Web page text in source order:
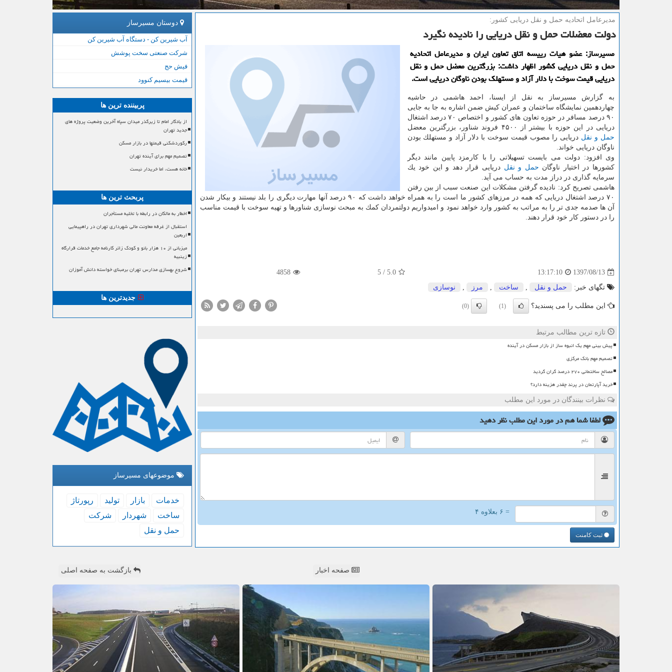
مدیرعامل اتحادیه حمل و نقل دریایی كشور:
دولت معضلات حمل و نقل دریایی را نادیده نگیرد
مسیرساز: عضو هیات رییسه اتاق تعاون ایران و مدیرعامل اتحادیه
حمل و نقل دریایی كشور اظهار داشت: بزرگترین معضل حمل و نقل
دریایی قیمت سوخت با دلار آزاد و مستهلك بودن ناوگان دریایی است.
به گزارش مسیرساز به نقل از ایسنا، احمد هاشمی در حاشیه
چهاردهمین نمایشگاه ساختمان و عمران كیش ضمن اشاره به جا به جایی
۹۰ درصد مسافر در حوزه تعاون های كشور و اختصاص ۷۰ درصد اشتغال
دریایی در این حوزه با بیشتر از ۴۵۰۰ فروند شناور، بزرگترین معضل
حمل و نقل دریایی را مصوب قیمت سوخت با دلار آزاد و مستهلك بودن
ناوگان دریایی خواند.
وی افزود: دولت می بایست تسهیلاتی را با كارمزد پایین مانند دیگر
كشورها در اختیار ناوگان حمل و نقل دریایی قرار دهد و این خود یك
سرمایه گذاری در دراز مدت به حساب می آید.
هاشمی تصریح كرد: نادیده گرفتن مشكلات این صنعت سبب از بین رفتن
۷۰ درصد اشتغال دریایی كه همه در مرزهای كشور ما است را به همراه خواهد داشت كه ۹۰ درصد آنها مهارت دیگری را بلد نیستند و بیكار شدن
آن ها صدمه جدی تر را به مراتب به كشور وارد خواهد نمود و امیدواریم دولتمردان كمك به مبحث نوسازی شناورها و تهیه سوخت با قیمت مناسب
را در دستور كار خود قرار دهند.
1397/08/13
13:17:10
5.0
/
5
4858
تگهای خبر: حمل و نقل , ساخت , مرز , نوسازی
این مطلب را می پسندید؟ (1)
(0)
تازه ترین مطالب مرتبط
پیش بینی مهم یک انبوه ساز از بازار مسکن در آینده
تصمیم مهم بانک مرکزی
مصالح ساختمانی ۲۷۰ درصد گران گردید
خرید آپارتمان در پرند چقدر هزینه دارد؟
نظرات بینندگان در مورد این مطلب
لطفا شما همدر مورد این مطلبنظر دهید
= ۶ بعلاوه ۴
ثبت کامنت
دوستان مسیرساز
آب شیرین کن - دستگاه آب شیرین کن
شرکت صنعتی سخت پوشش
فیش حج
قیمت بیسیم کنوود
پربیننده ترین ها
از یادگار امام تا زیرگذر میدان سپاه آخرین وضعیت پروژه های
جدید تهران
رکوردشکنی قیمتها در بازار مسکن
تصمیم مهم برای آینده تهران
خانه هست، اما خریدار نیست
پربحث ترین ها
اخطار به مالکان در رابطه با تخلیه مستأجران
استقبال از غرفه معاونت مالی شهرداری تهران در راهپیمایی
اربعین
میزبانی از ۱۰ هزار بانو و کودک زائر کارنامه جامع خدمات قرارگاه
زینبیه
شروع بهسازی مدارس تهران برمبنای خواسته دانش آموزان
جدیدترین ها
موضوعهای مسیرساز
خدمات بازار تولید
رپورتاژ
ساخت
شهردار
شركت
حمل و نقل
صفحه اخبار بازگشت به صفحه اصلی